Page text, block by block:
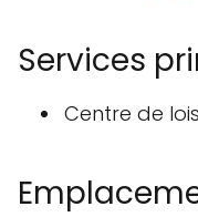
Services
Centre de